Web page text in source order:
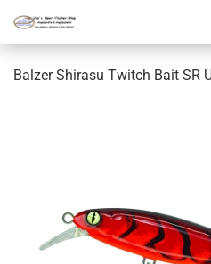
Balzer Shirasu Twitch Bait SR